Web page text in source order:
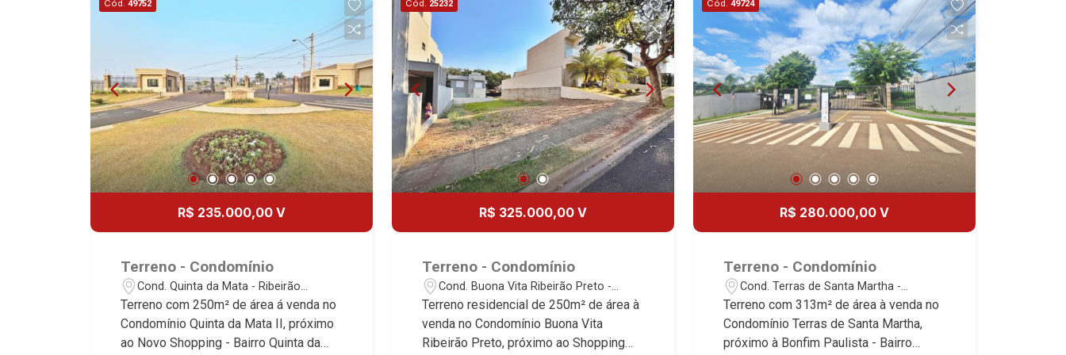
Aug/Fri
15
Aug/Sat
17
18
19
Aug/Wed
Cód. 49752
R$ 235.000,00 V
Terreno - Condomínio
Cond. Quinta da Mata - Ribeirão
Preto/SP
Terreno com 250m² de área á venda no
Condomínio Quinta da Mata II, próximo
ao Novo Shopping - Bairro Quinta da
Cód. 25232
R$ 325.000,00 V
Terreno - Condomínio
Cond. Buona Vita Ribeirão Preto -
Ribeirão Preto/SP
Terreno residencial de 250m² de área à
venda no Condomínio Buona Vita
Ribeirão Preto, próximo ao Shopping
Cód. 49724
R$ 280.000,00 V
Terreno - Condomínio
Cond. Terras de Santa Martha -
Ribeirão Preto/SP
Terreno com 313m² de área à venda no
Condomínio Terras de Santa Martha,
próximo à Bonfim Paulista - Bairro